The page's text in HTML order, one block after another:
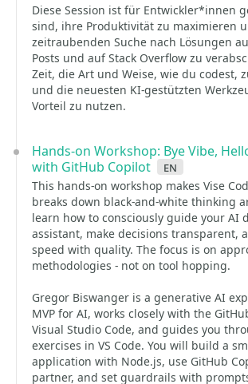
Diese Session ist für Entwickler*innen
sind, ihre Produktivität zu maximieren
zeitraubenden Suche nach Lösungen
Posts und auf Stack Overflow zu
Zeit, die Art und Weise, wie du codest,
und die neuesten KI-gestützten
Vorteil zu nutzen.
Hands-on Workshop: Bye Vibe,
with GitHub Copilot
en
This hands-on workshop makes Vise
breaks down black-and-white thinking
learn how to consciously guide your AI
assistant, make decisions transparent,
speed with quality. The focus is on
methodologies - not on tool hopping.
Gregor Biswanger is a generative AI
MVP for AI, works closely with the
Visual Studio Code, and guides you
exercises in VS Code. You will build a
application with Node.js, use GitHub
partner, and set guardrails with